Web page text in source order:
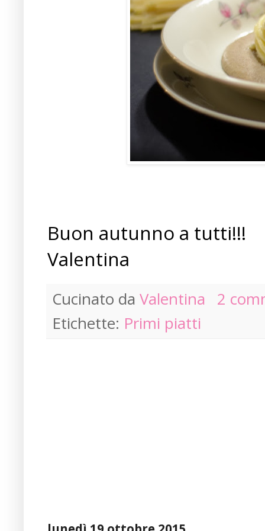
Buon autunno a tutti!!!
Valentina
Cucinato da Valentina
2
Etichette: Primi piatti